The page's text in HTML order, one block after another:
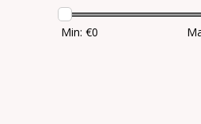
Min: €0